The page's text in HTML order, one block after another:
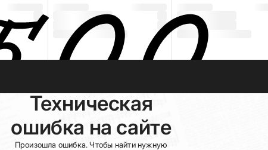
Техническая
ошибка на сайте
Произошла ошибка. Чтобы найти нужную